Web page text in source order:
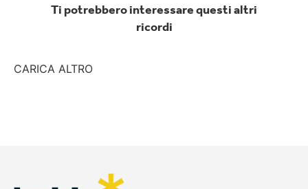
Ti potrebbero interessare questi altri
ricordi
CARICA ALTRO